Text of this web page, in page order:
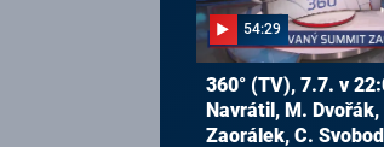
54:29
360° (TV), 7.7. v
Navrátil, M. Dvořák,
Zaorálek, C.